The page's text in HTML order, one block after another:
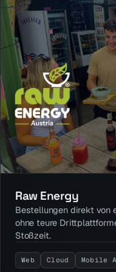
Raw Energy
Bestellungen direkt von
ohne teure
Stoßzeit.
Web Cloud Mobile